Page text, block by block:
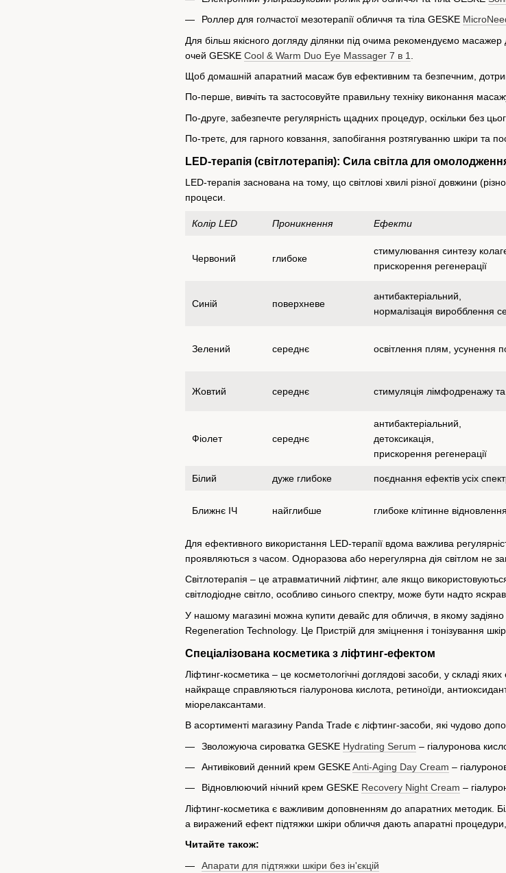
Роллер для голчастої мезотерапії обличчя та тіла GESKE
Для більш якісного догляду ділянки під очима рекомендуємо
очей GESKE Cool & Warm Duo Eye Massager 7 в 1
Щоб домашній апаратний масаж був ефективним та безпечним,
По-перше, вивчіть та застосовуйте правильну техніку виконання
По-друге, забезпечте регулярність щадних процедур, оскільки без
По-третє, для гарного ковзання, запобігання розтягуванню шкіри та
LED-терапія (світлотерапія): Сила світла для
LED-терапія заснована на тому, що світлові хвилі різної довжини
процеси.
Колір LED Проникнення Ефекти
Червоний глибоке
стимулювання синтезу
прискорення регенерації
Синій поверхневе
антибактеріальний,
нормалізація виробблення
Зелений середнє освітлення плям, усунення
Жовтий середнє стимуляція лімфодренажу та
Фіолет середнє
антибактеріальний,
детоксикація,
прискорення регенерації
Білий дуже глибоке поєднання ефектів усіх
Ближнє ІЧ найглибше глибоке клітинне відновлення
Для ефективного використання LED-терапії вдома важлива
проявляються з часом. Одноразова або нерегулярна дія світлом не
Світлотерапія – це атравматичний ліфтинг, але якщо
світлодіодне світло, особливо синього спектру, може бути надто
У нашому магазині можна купити девайс для обличчя, в якому
Regeneration Technology. Це Пристрій для зміцнення і тонізування
Спеціалізована косметика з ліфтинг-ефектом
Ліфтинг-косметика – це косметологічні доглядові засоби, у складі
найкраще справляються гіалуронова кислота, ретиноїди,
міорелаксантами.
В асортименті магазину Panda Trade є ліфтинг-засоби, які чудово
Зволожуюча сироватка GESKE Hydrating Serum – гіалуронова
Антивіковий денний крем GESKEAnti-Aging Day Cream –
Відновлюючий нічний крем GESKE Recovery Night Cream –
Ліфтинг-косметика є важливим доповненням до апаратних методик.
а виражений ефект підтяжки шкіри обличчя дають апаратні
Читайте також:
Апарати для підтяжки шкіри без ін'єкцій